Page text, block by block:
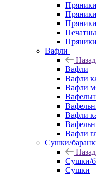
Пряники
Вафли
Назад
Вафли
Вафли
Вафли
Вафли
Вафли
Сушки/
Назад
Сушки/
Сушки